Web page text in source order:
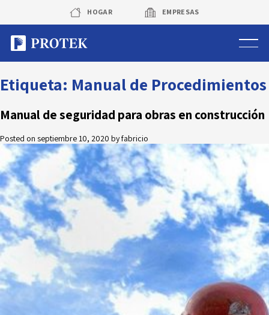
content
HOGAR EMPRESAS
Sistema de alarmas
Sistema de cámaras
Rastreo vehicular GPS
Protek Personas
Corredora de seguros
Sobre Protek
Trabaja con nosotros
Novedades
Etiqueta: Manual de Procedimientos
Manual de seguridad para obras en construcción
Posted on septiembre 10, 2020 byfabricio